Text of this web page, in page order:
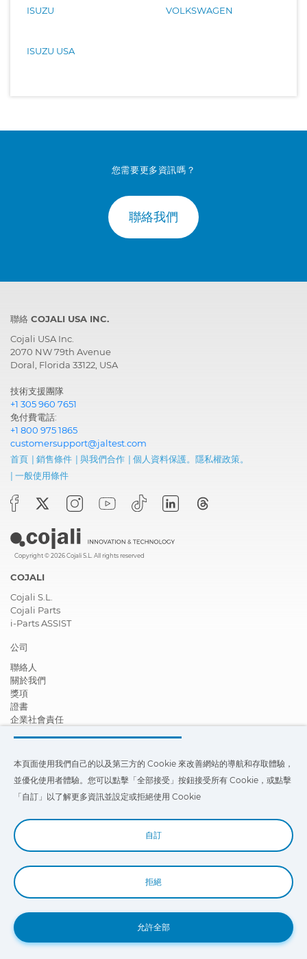
ISUZU
ISUZU USA
VOLKSWAGEN
您需要更多資訊嗎？
聯絡我們
聯絡 COJALI USA INC.
Cojali USA Inc.
2070 NW 79th Avenue
Doral, Florida 33122, USA
技術支援團隊
+1 305 960 7651
免付費電話:
+1 800 975 1865
customersupport@jaltest.com
首頁 | 銷售條件 | 與我們合作 | 個人資料保護。隱私權政策。
| 一般使用條件
Copyright © 2026 Cojali S.L. All rights reserved
COJALI
Cojali S.L.
Cojali Parts
i-Parts ASSIST
公司
聯絡人
關於我們
獎項
證書
企業社會責任
影片
FAQ - 常見問題
本頁面使用我們自己的以及第三方的 Cookie 來改善我們網站的導航和存
定或拒絕使用 Cookie。
本頁面使用我們自己的以及第三方的 Cookie 來改善網站的導航和存取體驗，
並優化使用者體驗。您可以點擊「全部接受」按鈕接受所有 Cookie，或點擊
「自訂」以了解更多資訊並設定或拒絕使用 Cookie
自訂
拒絕
允許全部